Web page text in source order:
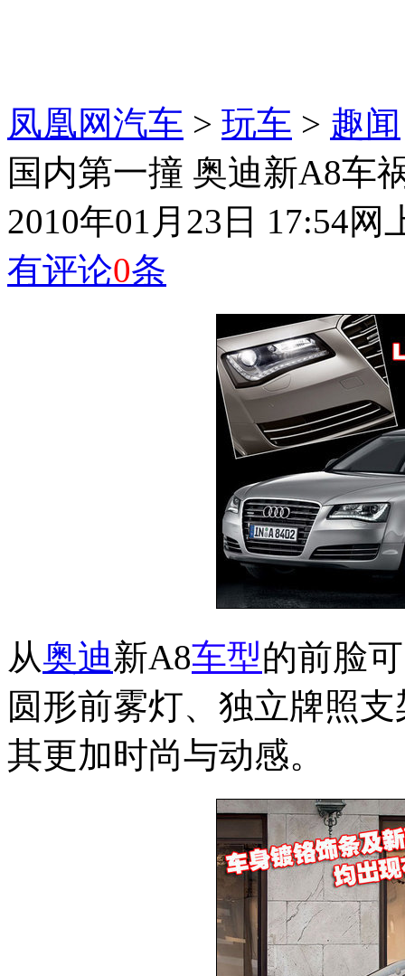
凤凰网汽车 > 玩车 > 趣闻
国内第一撞 奥迪新A8车
2010年01月23日 17:54网
有评论0条
从奥迪新A8车型的前脸
圆形前雾灯、独立牌照
其更加时尚与动感。